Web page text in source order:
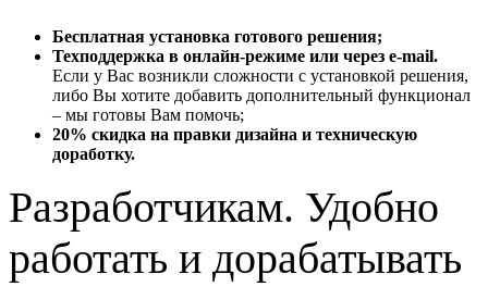
Бесплатная установка готового решения;
Техподдержка в онлайн-режиме или через e-mail.
Если у Вас возникли сложности с установкой решения,
либо Вы хотите добавить дополнительный функционал
– мы готовы Вам помочь;
20% скидка на правки дизайна и техническую
доработку.
Разработчикам. Удобно
работать и дорабатывать